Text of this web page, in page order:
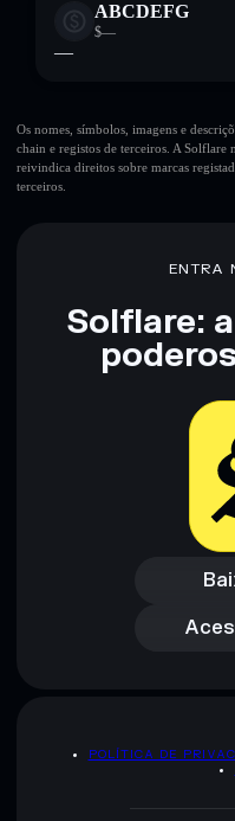
ABCDEFG
$—
—
Os nomes, símbolos, imagens e
chain e registos de terceiros. A Solflare
reivindica direitos sobre marcas
terceiros.
ENTRA
Solflare:
POLÍTICA DE